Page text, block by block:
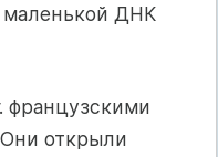
маленькой ДНК
французскими
открыли